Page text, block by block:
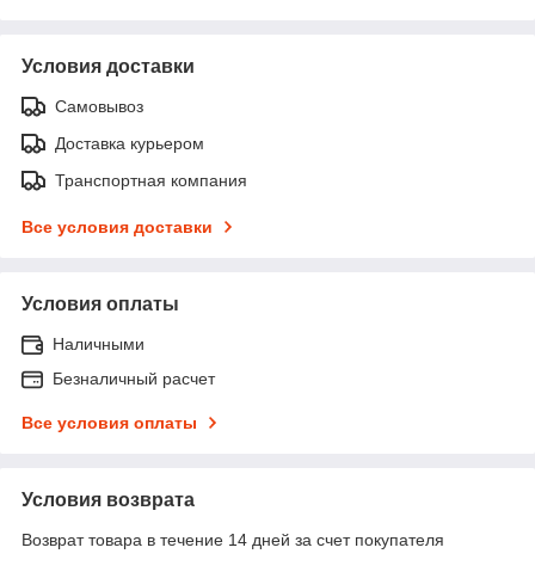
Условия доставки
Самовывоз
Доставка курьером
Транспортная компания
Все условия доставки
Условия оплаты
Наличными
Безналичный расчет
Все условия оплаты
Условия возврата
Возврат товара в течение 14 дней за счет покупателя